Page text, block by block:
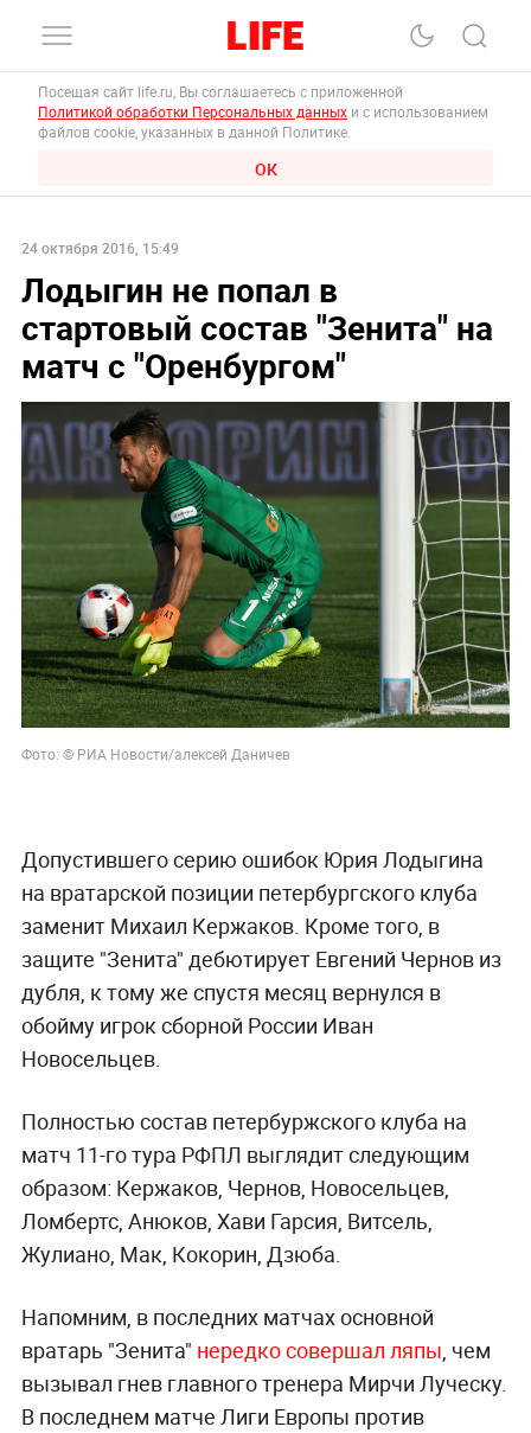
Посещая сайт life.ru, Вы соглашаетесь с приложенной
Политикой обработки Персональных данных и с использованием
файлов cookie, указанных в данной Политике.
ОК
24 октября 2016, 15:49
Лодыгин не попал в
стартовый состав "Зенита" на
матч с "Оренбургом"
Фото: © РИА Новости/алексей Даничев
Допустившего серию ошибок Юрия Лодыгина
на вратарской позиции петербургского клуба
заменит Михаил Кержаков. Кроме того, в
защите "Зенита" дебютирует Евгений Чернов из
дубля, к тому же спустя месяц вернулся в
обойму игрок сборной России Иван
Новосельцев.
Полностью состав петербуржского клуба на
матч 11-го тура РФПЛ выглядит следующим
образом: Кержаков, Чернов, Новосельцев,
Ломбертс, Анюков, Хави Гарсия, Витсель,
Жулиано, Мак, Кокорин, Дзюба.
Напомним, в последних матчах основной
вратарь "Зенита" нередко совершал ляпы , чем
вызывал гнев главного тренера Мирчи Луческу.
В последнем матче Лиги Европы против